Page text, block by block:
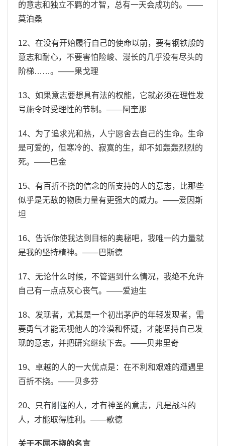
的意志和独立不羁的才智，总有一天会成功的。——
莫泊桑
12、在没有开始履行自己的使命以前，要有钢铁般的
意志和耐心，不要害怕险峻、漫长的几乎没有尽头的
阶梯……。——果戈理
13、如果意志要想具有法的权能，它就必须在理性发
号施令时受理性的节制。——阿奎那
14、为了追求光和热，人宁愿舍去自己的生命。生命
是可爱的，但寒冷的、寂寞的生，却不如轰轰烈烈的
死。——巴金
15、有百折不挠的信念的所支持的人的意志，比那些
似乎是无敌的物质力量有更强大的威力。——爱因斯
坦
16、告诉你使我达到目标的奥秘吧，我唯一的力量就
是我的坚持精神。——巴斯德
17、无论什么时候，不管遇到什么情况，我绝不允许
自己有一点点灰心丧气。——爱迪生
18、发现者，尤其是一个初出茅庐的年轻发现者，需
要勇气才能无视他人的冷漠和怀疑，才能坚持自己发
现的意志，并把研究继续下去。——贝弗里奇
19、卓越的人的一大优点是：在不利和艰难的遭遇里
百折不挠。——贝多芬
20、只有刚强的人，才有神圣的意志，凡是战斗的
人，才能取得胜利。——歌德
关于不屈不挠的名言